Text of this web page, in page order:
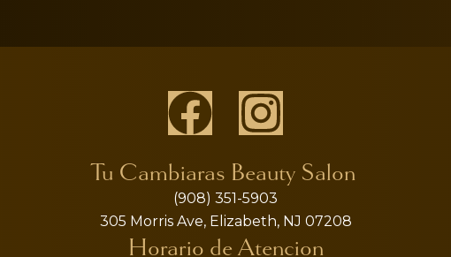
Tu Cambiaras Beauty Salon
(908) 351-5903
305 Morris Ave, Elizabeth, NJ 07208
Horario de Atencion